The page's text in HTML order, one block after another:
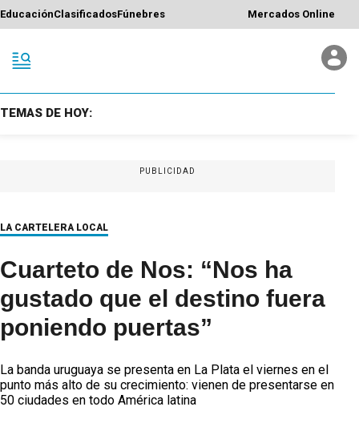
EducaciónClasificadosFúnebres Mercados Online
TEMAS DE HOY:
PUBLICIDAD
LA CARTELERA LOCAL
Cuarteto de Nos: “Nos ha
gustado que el destino fuera
poniendo puertas”
La banda uruguaya se presenta en La Plata el viernes en el
punto más alto de su crecimiento: vienen de presentarse en
50 ciudades en todo América latina